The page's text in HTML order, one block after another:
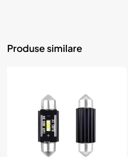
Produse similare